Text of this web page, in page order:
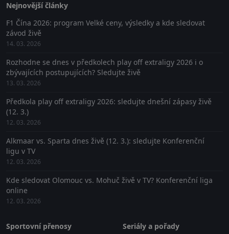
Nejnovější články
F1 Čína 2026: program Velké ceny, výsledky a kde sledovat
závod živě
14. 03. 2026
Rozhodne se dnes v předkolech play off extraligy 2026 i o
zbývajících postupujících? Sledujte živě
13. 03. 2026
Předkola play off extraligy 2026: sledujte dnešní zápasy živě
(12. 3.)
12. 03. 2026
Alkmaar vs. Sparta dnes živě (12. 3.): sledujte Konferenční
ligu v TV
12. 03. 2026
Kde sledovat Olomouc vs. Mohuč živě v TV? Konferenční liga
online
12. 03. 2026
Sportovní přenosy
Seriály a pořady